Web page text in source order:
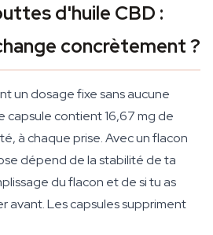
d'huile CBD :
concrètement ?
un dosage fixe sans aucune
capsule contient 16,67 mg de
à chaque prise. Avec un flacon
dépend de la stabilité de ta
du flacon et de si tu as
avant. Les capsules suppriment